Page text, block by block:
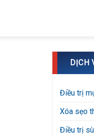
DỊCH
Điều trị
Xóa sẹo
Điều trị